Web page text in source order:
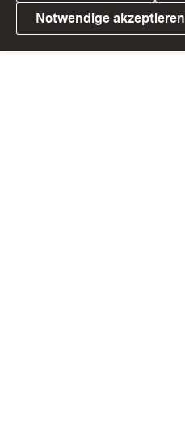
Link zum Landesportal
Notwendige akzeptieren